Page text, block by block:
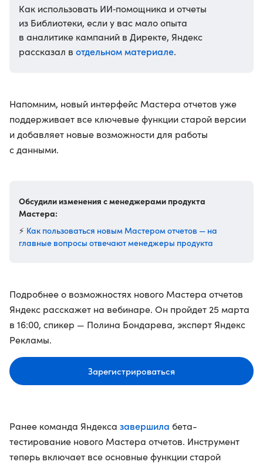
Как использовать ИИ‑помощника и отчеты
из Библиотеки, если у вас мало опыта
в аналитике кампаний в Директе, Яндекс
рассказал в отдельном материале.
Напомним, новый интерфейс Мастера отчетов уже
поддерживает все ключевые функции старой версии
и добавляет новые возможности для работы
с данными.
Обсудили изменения с менеджерами продукта
Мастера:
⚡️ Как пользоваться новым Мастером отчетов — на
главные вопросы отвечают менеджеры продукта
Подробнее о возможностях нового Мастера отчетов
Яндекс расскажет на вебинаре. Он пройдет 25 марта
в 16:00, спикер — Полина Бондарева, эксперт Яндекс
Рекламы.
Зарегистрироваться
Ранее команда Яндекса завершила бета-
тестирование нового Мастера отчетов. Инструмент
теперь включает все основные функции старой